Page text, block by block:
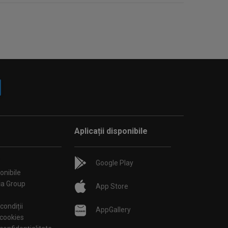
Group
Aplicații disponibile
Google Play
App Store
AppGallery